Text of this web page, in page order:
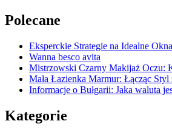
Polecane
Eksperckie Strategie na Idealne
Wanna besco avita
Mistrzowski Czarny Makijaż Oczu:
Mała Łazienka Marmur: Łącząc Styl
Informacje o Bułgarii: Jaka waluta
Kategorie